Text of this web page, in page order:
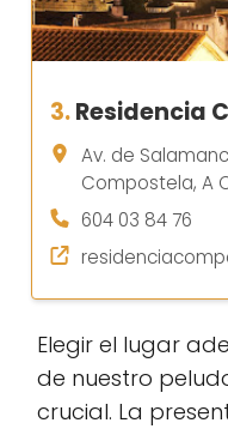
3.Residencia
Av. de
Compostela, A
604 03 84 76
Elegir el lugar
de nuestro
crucial. La